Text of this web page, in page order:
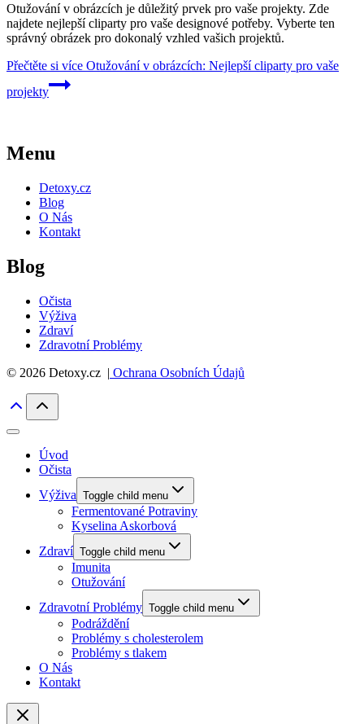
Otužování v obrázcích je důležitý prvek pro vaše projekty. Zde
najdete nejlepší cliparty pro vaše designové potřeby. Vyberte ten
správný obrázek pro dokonalý vzhled vašich projektů.
Přečtěte si více Otužování v obrázcích: Nejlepší cliparty pro vaše
projekty
Menu
Detoxy.cz
Blog
O Nás
Kontakt
Blog
Očista
Výživa
Zdraví
Zdravotní Problémy
© 2026 Detoxy.cz | Ochrana Osobních Údajů
Úvod
Očista
Výživa Toggle child menu
Fermentované Potraviny
Kyselina Askorbová
Zdraví Toggle child menu
Imunita
Otužování
Zdravotní Problémy Toggle child menu
Podráždění
Problémy s cholesterolem
Problémy s tlakem
O Nás
Kontakt